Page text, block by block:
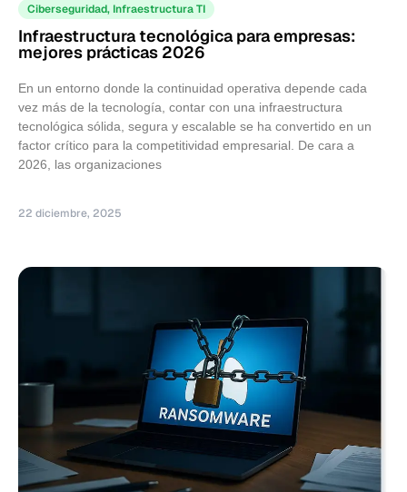
Ciberseguridad, Infraestructura TI
Infraestructura tecnológica para empresas:
mejores prácticas 2026
En un entorno donde la continuidad operativa depende cada
vez más de la tecnología, contar con una infraestructura
tecnológica sólida, segura y escalable se ha convertido en un
factor crítico para la competitividad empresarial. De cara a
2026, las organizaciones
22 diciembre, 2025